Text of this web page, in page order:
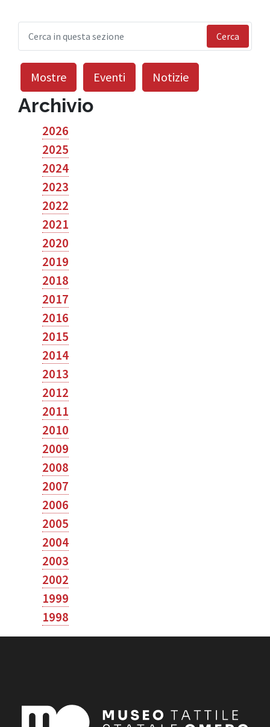
Cerca
Mostre Eventi Notizie
Archivio
2026
2025
2024
2023
2022
2021
2020
2019
2018
2017
2016
2015
2014
2013
2012
2011
2010
2009
2008
2007
2006
2005
2004
2003
2002
1999
1998